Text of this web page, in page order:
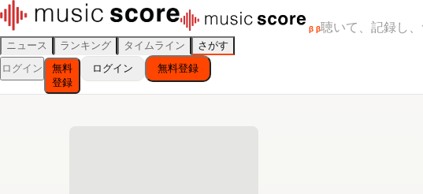
β β聴いて、記録し
ニュース ランキング タイムライン
さがす
ログイン
無料
登録
ログイン 無料登録